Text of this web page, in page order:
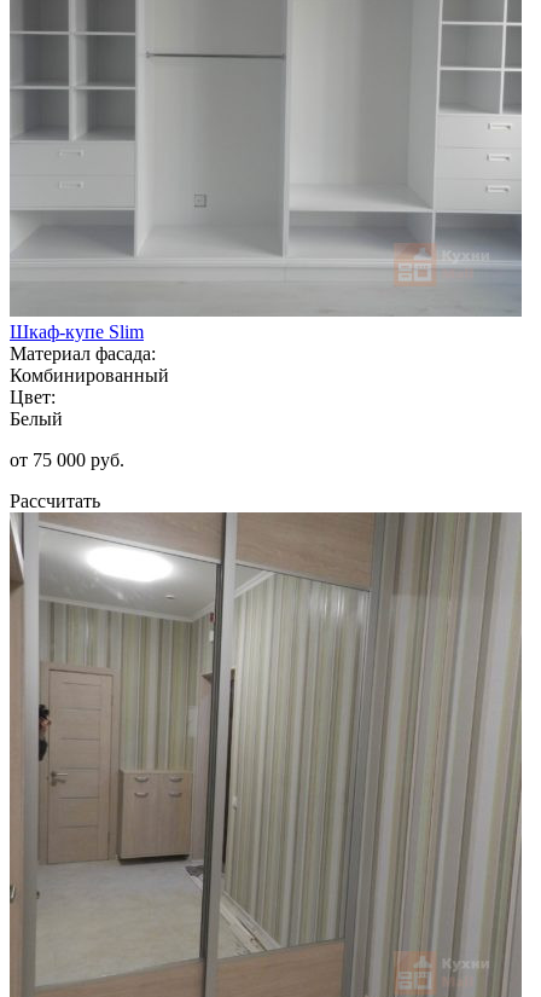
Шкаф-купе Slim
Материал фасада:
Комбинированный
Цвет:
Белый
от 75 000 руб.
Рассчитать